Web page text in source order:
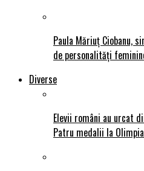
Paula Măriuț Ciobanu,
de personalități
Diverse
Elevii români au urcat
Patru medalii la